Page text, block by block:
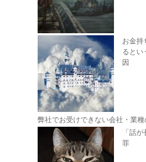
お金持
ると
因
弊社でお受けできない会社・業
「話
罪